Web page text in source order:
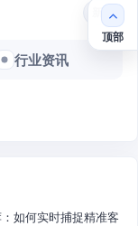
新闻
行业资讯
如何实时捕捉精准客
顶部